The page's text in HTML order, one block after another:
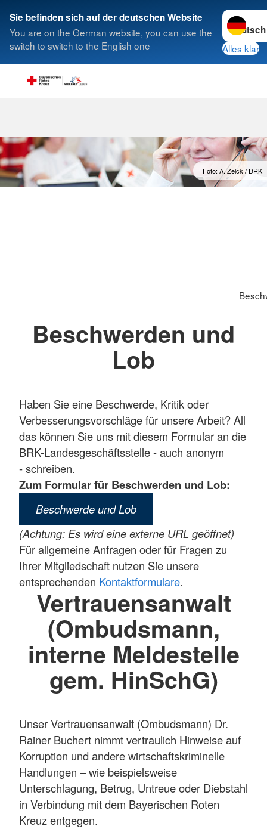
Sie befinden sich auf der deutschen Website
You are on the German website, you can use the
switch to switch to the English one
Sprache
Alles klar
Suche
Foto: A. Zelck / DRK
Beschwerden und
Lob
Haben Sie eine Beschwerde, Kritik oder
Verbesserungs­vorschläge für unsere Arbeit? All
das können Sie uns mit diesem Formular an die
BRK-Landesgeschäftsstelle - auch anonym
- schreiben.
Zum Formular für Beschwerden und Lob:
Beschwerde und Lob
(Achtung: Es wird eine externe URL geöffnet)
Für allgemeine Anfragen oder für Fragen zu
Ihrer Mitgliedschaft nutzen Sie unsere
entsprechenden Kontaktformulare.
Vertrauensanwalt
(Ombudsmann,
interne Meldestelle
gem. HinSchG)
Unser Vertrauensanwalt (Ombudsmann) Dr.
Rainer Buchert nimmt vertraulich Hinweise auf
Korruption und andere wirtschaftskriminelle
Handlungen – wie beispielsweise
Unterschlagung, Betrug, Untreue oder Diebstahl
in Verbindung mit dem Bayerischen Roten
Kreuz entgegen.